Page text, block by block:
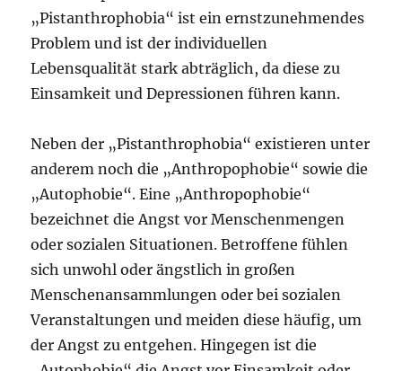
„Pistanthrophobia“ ist ein ernstzunehmendes
Problem und ist der individuellen
Lebensqualität stark abträglich, da diese zu
Einsamkeit und Depressionen führen kann.
Neben der „Pistanthrophobia“ existieren unter
anderem noch die „Anthropophobie“ sowie die
„Autophobie“. Eine „Anthropophobie“
bezeichnet die Angst vor Menschenmengen
oder sozialen Situationen. Betroffene fühlen
sich unwohl oder ängstlich in großen
Menschenansammlungen oder bei sozialen
Veranstaltungen und meiden diese häufig, um
der Angst zu entgehen. Hingegen ist die